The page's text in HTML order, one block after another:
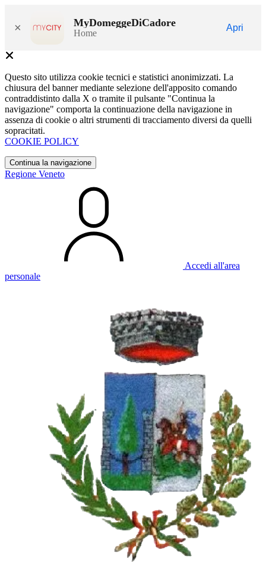
× MyDomeggeDiCadore
Home
Apri
Questo sito utilizza cookie tecnici e statistici anonimizzati. La
chiusura del banner mediante selezione dell'apposito comando
contraddistinto dalla X o tramite il pulsante "Continua la
navigazione" comporta la continuazione della navigazione in
assenza di cookie o altri strumenti di tracciamento diversi da quelli
sopracitati.
COOKIE POLICY
Continua la navigazione
Regione Veneto
Accedi all'area
personale